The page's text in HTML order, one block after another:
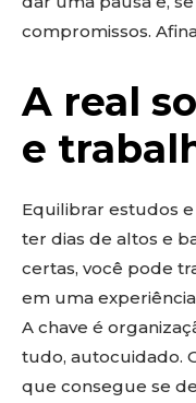
compromissos.
A real
e
Equilibrar estudos
ter dias de altos e
certas, você pode
em uma
A chave é
tudo, autocuidado.
que consegue se